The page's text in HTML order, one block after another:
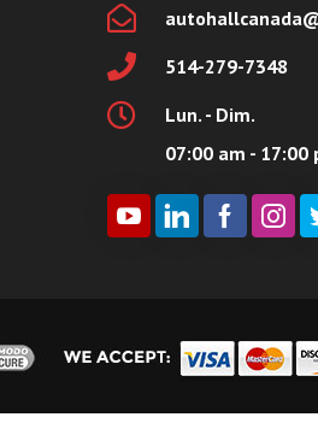
514-279-7348
Lun. - Dim.
07:00 am - 17:00